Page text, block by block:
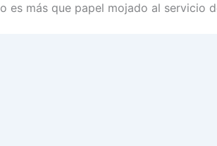
es más que papel mojado al servicio